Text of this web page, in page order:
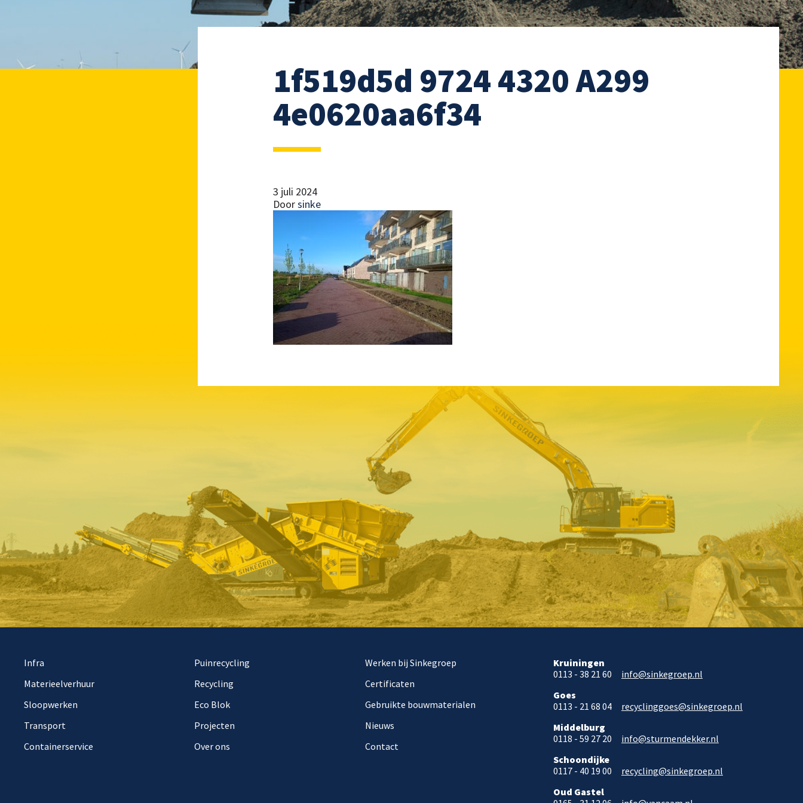
1f519d5d 9724 4320 A299
4e0620aa6f34
3 juli 2024
Doorsinke
Infra
Materieelverhuur
Sloopwerken
Transport
Containerservice
Puinrecycling
Recycling
Eco Blok
Projecten
Over ons
Werken bij Sinkegroep
Certificaten
Gebruikte bouwmaterialen
Nieuws
Contact
Kruiningen
0113 - 38 21 60
info@sinkegroep.nl
Goes
0113 - 21 68 04
recyclinggoes@sinkegroep.nl
Middelburg
0118 - 59 27 20
info@sturmendekker.nl
Schoondijke
0117 - 40 19 00
recycling@sinkegroep.nl
Oud Gastel